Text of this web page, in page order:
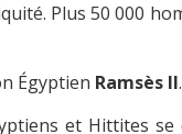
Plus 50 000
Égyptien Ramsès II
et Hittites